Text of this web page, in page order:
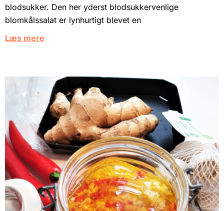
blodsukker. Den her yderst blodsukkervenlige
blomkålssalat er lynhurtigt blevet en
Læs mere